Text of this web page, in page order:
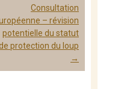
Consultation
– révision
potentielle du statut
protection du loup
→